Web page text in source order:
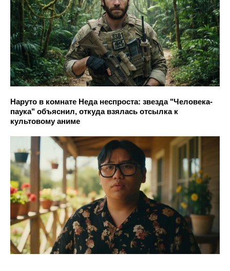
Наруто в комнате Неда неспроста: звезда "Человека-
паука" объяснил, откуда взялась отсылка к
культовому аниме